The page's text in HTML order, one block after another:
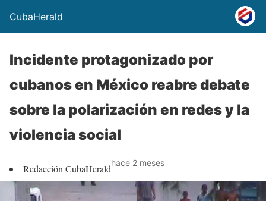
CubaHerald
Incidente protagonizado por
cubanos en México reabre debate
sobre la polarización en redes y la
violencia social
Redacción CubaHeraldhace 2 meses